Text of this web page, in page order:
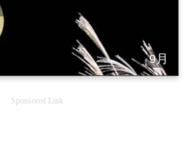
9月
Sponsored Link